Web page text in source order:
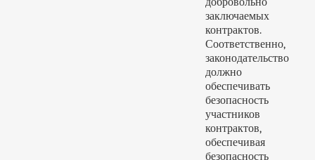
заключаемых
контрактов.
Соответственно,
законодательство
должно
обеспечивать
безопасность
участников
контрактов,
обеспечивая
безопасность